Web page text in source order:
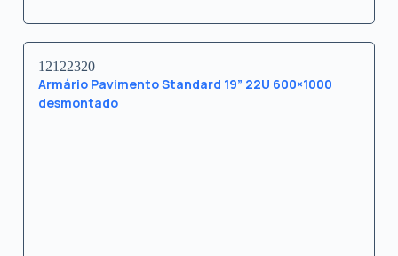
12122320
Armário Pavimento Standard 19” 22U 600×1000
desmontado